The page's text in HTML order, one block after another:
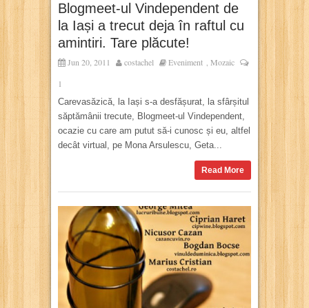
Blogmeet-ul Vindependent de
la Iași a trecut deja în raftul cu
amintiri. Tare plăcute!
Jun 20, 2011 costachel Eveniment , Mozaic
1
Carevasăzică, la Iași s-a desfășurat, la sfârșitul
săptămânii trecute, Blogmeet-ul Vindependent,
ocazie cu care am putut să-i cunosc și eu, altfel
decât virtual, pe Mona Arsulescu, Geta...
Read More